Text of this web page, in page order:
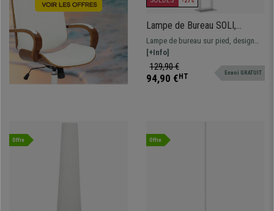
Lampe de Bureau SOLI,
Moderne et Élégante, en Métal
et Tissu, Blanc
Lampe de bureau sur pied, design
moderne et épuré, style élégant.
[+Info]
129,90 €
94,90 € HT Envoi GRATUIT
Offre Offre